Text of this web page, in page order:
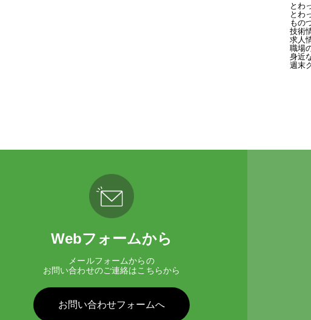
とわ
とわ
もの
技術
求人
職場
身近
週末
Webフォームから
メールフォームからの
お問い合わせのご連絡はこちらから
お問い合わせフォームへ